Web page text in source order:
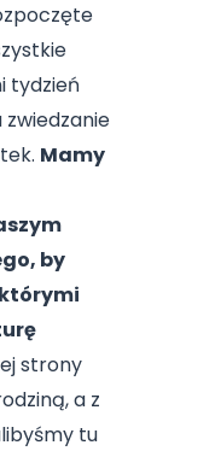
tydzień
Mamy
by
strony
a z
tu